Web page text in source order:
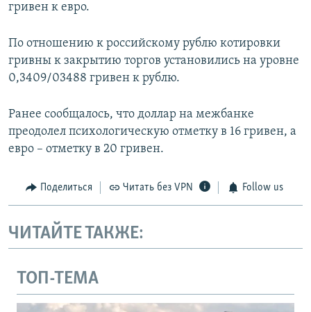
гривен к евро.
По отношению к российскому рублю котировки
гривны к закрытию торгов установились на уровне
0,3409/03488 гривен к рублю.
Ранее сообщалось, что доллар на межбанке
преодолел психологическую отметку в 16 гривен, а
евро – отметку в 20 гривен.
Поделиться Читать без VPN Follow us
ЧИТАЙТЕ ТАКЖЕ:
ТОП-ТЕМА